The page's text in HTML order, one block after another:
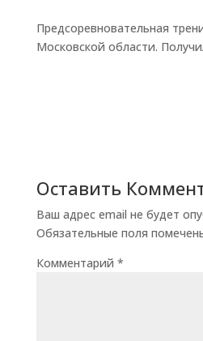
Предсоревновательная
Московской области.
Оставить
Ваш адрес email не будет
Обязательные поля
Комментарий *